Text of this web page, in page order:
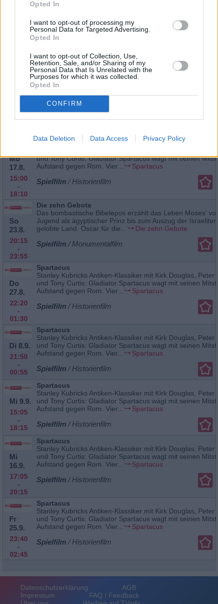
Opted In
I want to opt-out of processing my
Personal Data for Targeted Advertising.
Opted In
I want to opt-out of Collection, Use,
Retention, Sale, and/or Sharing of my
Personal Data that Is Unrelated with the
Purposes for which it was collected.
Opted In
CONFIRM
Data Deletion Data Access Privacy Policy
Das bombastische Bibelepos erzählt das Leben Moses‘
Jugend als ägyptischer Prinz bis zum Auszug der
gelobte Land. Oscar für die...
Spielfilm/ Monumentalfilm
Spartacus
Stanley Kubricks Antiken-Klassiker mit Kirk Douglas, Peter
und Tony Curtis: Gladiator Spartacus wagt mit seinen
Aufstand gegen Rom. Vier...
Spielfilm/ Historienfilm
Mo
17.8.
15:00
-
18:10
Spartacus
und Tony Curtis: Gladiator Spartacus wagt mit seinen
Aufstand gegen Rom. Vier...
Spartacus
Spielfilm / Historienfilm
So
23.8.
20:15
-
23:55
Die zehn Gebote
Das bombastische Bibelepos erzählt das Leben Moses‘
Jugend als ägyptischer Prinz bis zum Auszug der
gelobte Land. Oscar für die...
Die zehn Gebote
Spielfilm / Monumentalfilm
Do
27.8.
22:20
-
01:30
Spartacus
Stanley Kubricks Antiken-Klassiker mit Kirk Douglas, Peter
und Tony Curtis: Gladiator Spartacus wagt mit seinen
Aufstand gegen Rom. Vier...
Spartacus
Spielfilm / Historienfilm
Di 8.9.
21:50
-
00:55
Spartacus
Stanley Kubricks Antiken-Klassiker mit Kirk Douglas, Peter
und Tony Curtis: Gladiator Spartacus wagt mit seinen
Aufstand gegen Rom. Vier...
Spartacus
Spielfilm / Historienfilm
Mi 9.9.
15:05
-
18:15
Spartacus
Stanley Kubricks Antiken-Klassiker mit Kirk Douglas, Peter
und Tony Curtis: Gladiator Spartacus wagt mit seinen
Aufstand gegen Rom. Vier...
Spartacus
Spielfilm / Historienfilm
Mi
16.9.
17:05
-
20:15
Spartacus
Stanley Kubricks Antiken-Klassiker mit Kirk Douglas, Peter
und Tony Curtis: Gladiator Spartacus wagt mit seinen
Aufstand gegen Rom. Vier...
Spartacus
Spielfilm / Historienfilm
Fr
25.9.
23:40
-
02:45
Spartacus
Stanley Kubricks Antiken-Klassiker mit Kirk Douglas, Peter
und Tony Curtis: Gladiator Spartacus wagt mit seinen
Aufstand gegen Rom. Vier...
Spartacus
Spielfilm / Historienfilm
Datenschutzerklärung
AGB
Impressum
FAQ / Feedback